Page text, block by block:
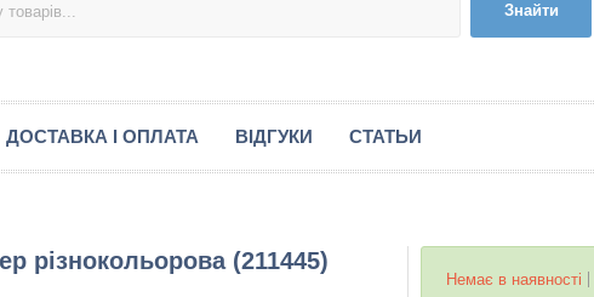
Знайти
ДОСТАВКА І ОПЛАТА ВІДГУКИ СТАТЬИ
різнокольорова (211445)
Немає в наявності